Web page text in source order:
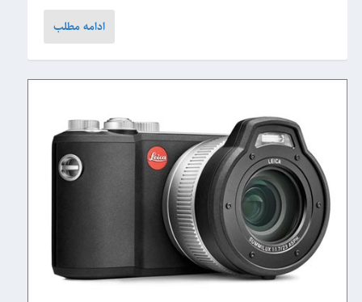
ادامه مطلب